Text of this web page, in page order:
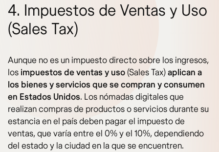
4. Impuestos de Ventas y Uso
(Sales Tax)
Aunque no es un impuesto directo sobre los ingresos,
los impuestos de ventas y uso(Sales Tax)aplican a
los bienes y servicios que se compran y consumen
en Estados Unidos. Los nómadas digitales que
realizan compras de productos o servicios durante su
estancia en el país deben pagar el impuesto de
ventas, que varía entre el 0% y el 10%, dependiendo
del estado y la ciudad en la que se encuentren.